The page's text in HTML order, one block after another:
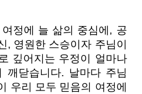
정에 늘 삶의 중심에, 공
, 영원한 스승이자 주님이
깊어지는 우정이 얼마나
깨닫습니다. 날마다 주님
우리 모두 믿음의 여정에